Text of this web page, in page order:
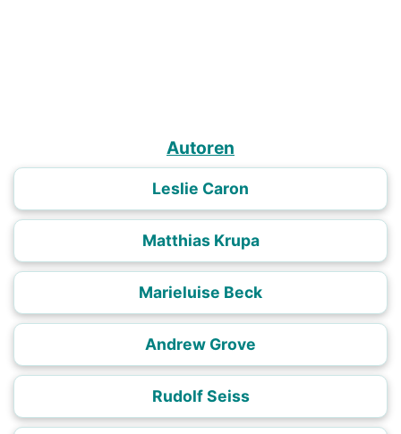
Autoren
Leslie Caron
Matthias Krupa
Marieluise Beck
Andrew Grove
Rudolf Seiss